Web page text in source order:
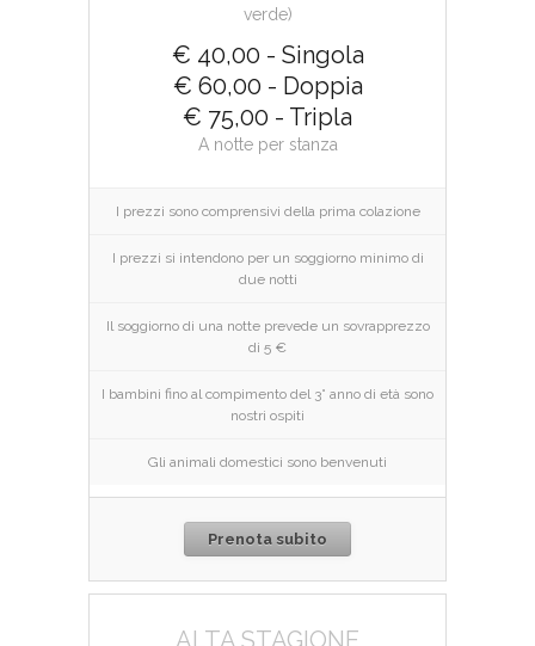
verde)
€ 40,00 - Singola
€ 60,00 - Doppia
€ 75,00 - Tripla
A notte per stanza
I prezzi sono comprensivi della prima colazione
I prezzi si intendono per un soggiorno minimo di
due notti
Il soggiorno di una notte prevede un sovrapprezzo
di 5 €
I bambini fino al compimento del 3° anno di età sono
nostri ospiti
Gli animali domestici sono benvenuti
Prenota subito
ALTA STAGIONE